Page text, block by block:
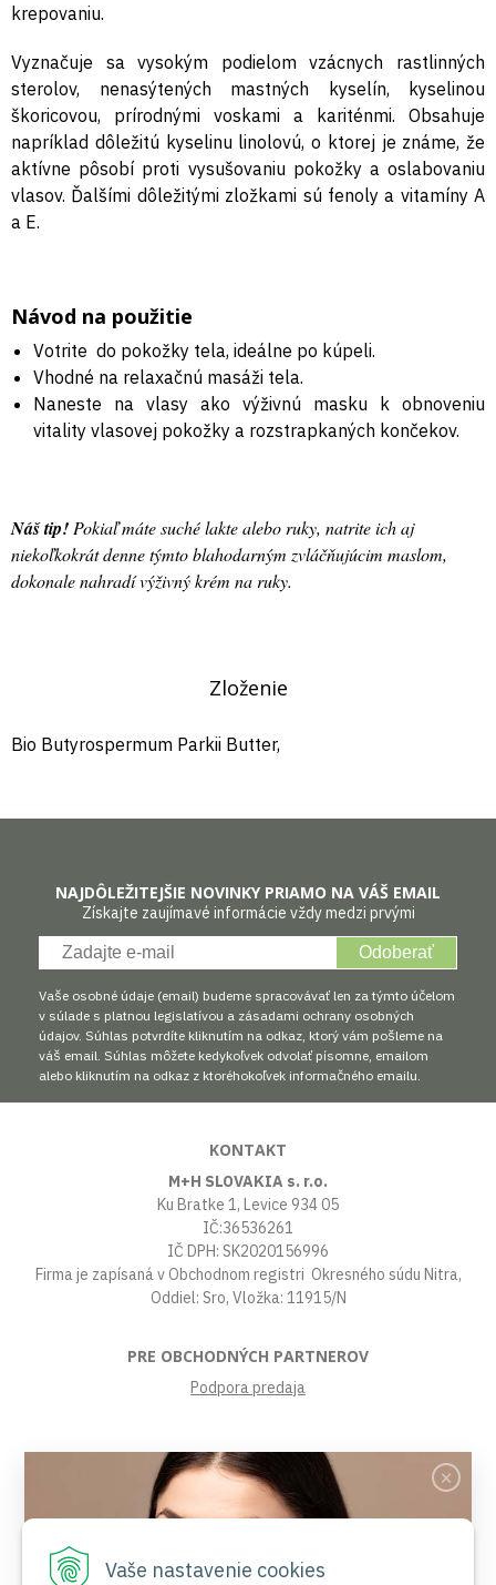
Vaše nastavenie cookies
krepovaniu.
Vyznačuje sa vysokým podielom vzácnych rastlinných
sterolov, nenasýtených mastných kyselín, kyselinou
škoricovou, prírodnými voskami a kariténmi. Obsahuje
napríklad dôležitú kyselinu linolovú, o ktorej je známe, že
aktívne pôsobí proti vysušovaniu pokožky a oslabovaniu
vlasov. Ďalšími dôležitými zložkami sú fenoly a vitamíny A
a E.
Návod na použitie
Votrite do pokožky tela, ideálne po kúpeli.
Vhodné na relaxačnú masáži tela.
Naneste na vlasy ako výživnú masku k obnoveniu
vitality vlasovej pokožky a rozstrapkaných končekov.
Náš tip! Pokiaľ máte suché lakte alebo ruky, natrite ich aj
niekoľkokrát denne týmto blahodarným zvláčňujúcim maslom,
dokonale nahradí výživný krém na ruky.
Zloženie
Bio Butyrospermum Parkii Butter,
NAJDÔLEŽITEJŠIE NOVINKY PRIAMO NA VÁŠ EMAIL
Získajte zaujímavé informácie vždy medzi prvými
Odoberať
Vaše osobné údaje (email) budeme spracovávať len za týmto účelom
v súlade s platnou legislatívou a zásadami ochrany osobných
údajov. Súhlas potvrdíte kliknutím na odkaz, ktorý vám pošleme na
váš email. Súhlas môžete kedykoľvek odvolať písomne, emailom
alebo kliknutím na odkaz z ktoréhokoľvek informačného emailu.
KONTAKT
M+H SLOVAKIA s. r.o.
Ku Bratke 1, Levice 934 05
IČ:36536261
IČ DPH: SK2020156996
Firma je zapísaná v Obchodnom registri Okresného súdu Nitra,
Oddiel: Sro, Vložka: 11915/N
PRE OBCHODNÝCH PARTNEROV
Podpora predaja
VŠETKO O NÁKUPE
Obchodné podmienky
Platby a poštovné
Ochrana osobných údajov